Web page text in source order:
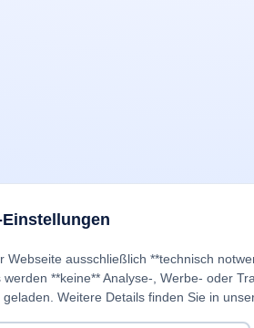
Webseite ausschließlich **technisch
werden **keine** Analyse-, Werbe- oder
geladen. Weitere Details finden Sie in